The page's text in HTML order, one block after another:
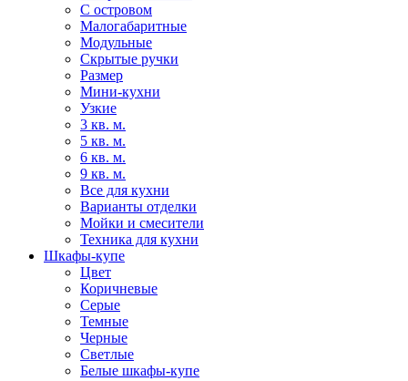
С островом
Малогабаритные
Модульные
Скрытые ручки
Размер
Мини-кухни
Узкие
3 кв. м.
5 кв. м.
6 кв. м.
9 кв. м.
Все для кухни
Варианты отделки
Мойки и смесители
Техника для кухни
Шкафы-купе
Цвет
Коричневые
Серые
Темные
Черные
Светлые
Белые шкафы-купе